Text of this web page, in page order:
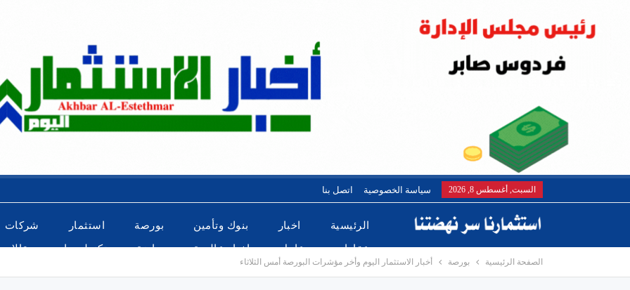
السبت, أغسطس 8, 2026 سياسة الخصوصية اتصل بنا
الرئيسية اخبار بنوك وتأمين بورصة استثمار شركات
عقارات عاجل اخبار عالمية رياضة تكنولوجيا مقالات
الصفحة الرئيسية بورصة أخبار الاستثمار اليوم وأخر مؤشرات البورصة أمس الثلاثاء